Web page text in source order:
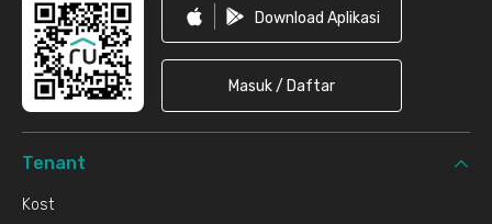
Download Aplikasi
Masuk / Daftar
Tenant
Kost